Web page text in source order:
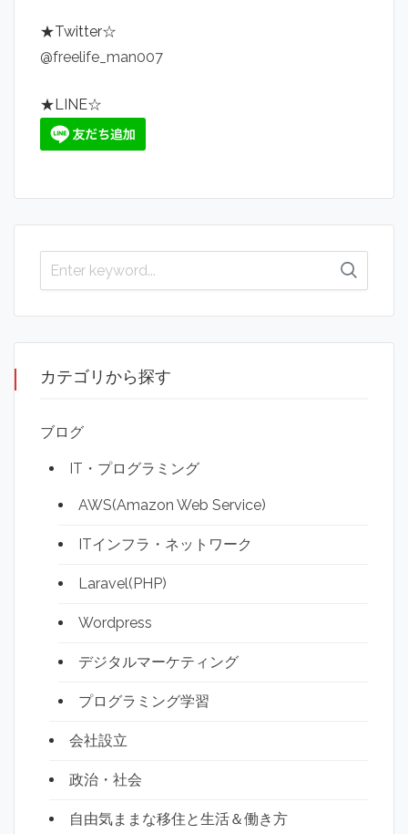
★Twitter☆
@freelife_man007
★LINE☆
カテゴリから探す
ブログ
IT・プログラミング
AWS(Amazon Web Service)
ITインフラ・ネットワーク
Laravel(PHP)
Wordpress
デジタルマーケティング
プログラミング学習
会社設立
政治・社会
自由気ままな移住と生活＆働き方